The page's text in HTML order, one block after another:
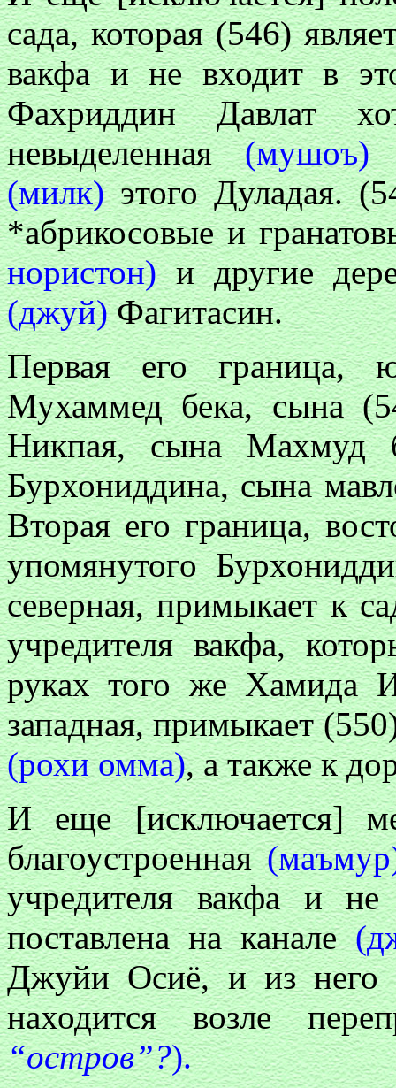
сада, которая (546)
вакфа и не входит в
Фахриддин Давлат
невыделенная(мушоъ)
(милк)этого Дуладая.
*абрикосовые и
нористон)и другие
(джуй)Фагитасин.
Первая его граница,
Мухаммед бека, сына
Никпая, сына Махмуд
Бурхониддина, сына
Вторая его граница,
упомянутого
северная, примыкает к
учредителя вакфа,
руках того же Хамида
западная, примыкает
(рохи омма), а также к
И еще [исключается]
благоустроенная
учредителя вакфа и
поставлена на канале
Джуйи Осиё, и из него
находится возле
“остров”?).